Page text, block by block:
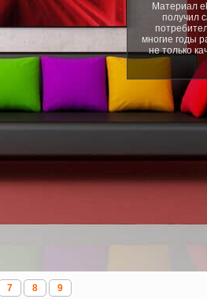
Материал
получил
многие годы
не только
7 8 9